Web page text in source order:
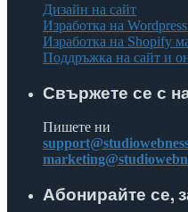
Дизайн на сайт
Изработка на
Изработка на Shopify
Поддръжка на сайт и
Свържете се с
Пишете ни
Абонирайте се,